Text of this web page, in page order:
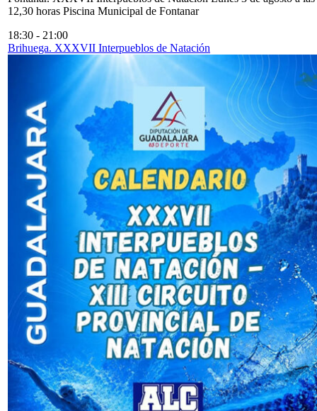
12,30 horas Piscina Municipal de Fontanar
18:30 - 21:00
Brihuega. XXXVII Interpueblos de Natación